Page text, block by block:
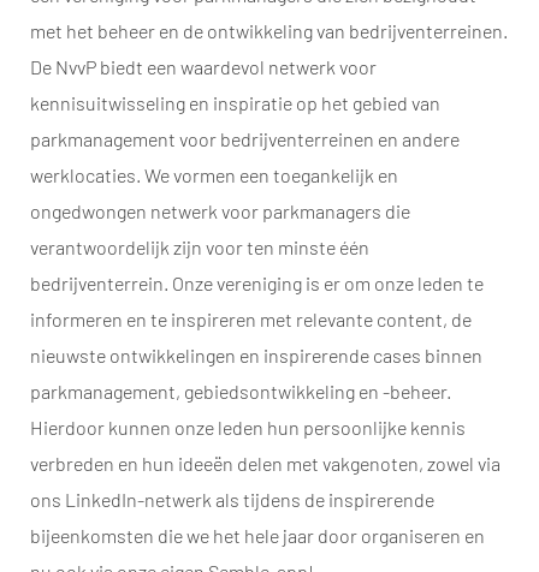
met het beheer en de ontwikkeling van bedrijventerreinen.
De NvvP biedt een waardevol netwerk voor
kennisuitwisseling en inspiratie op het gebied van
parkmanagement voor bedrijventerreinen en andere
werklocaties. We vormen een toegankelijk en
ongedwongen netwerk voor parkmanagers die
verantwoordelijk zijn voor ten minste één
bedrijventerrein. Onze vereniging is er om onze leden te
informeren en te inspireren met relevante content, de
nieuwste ontwikkelingen en inspirerende cases binnen
parkmanagement, gebiedsontwikkeling en -beheer.
Hierdoor kunnen onze leden hun persoonlijke kennis
verbreden en hun ideeën delen met vakgenoten, zowel via
ons LinkedIn-netwerk als tijdens de inspirerende
bijeenkomsten die we het hele jaar door organiseren en